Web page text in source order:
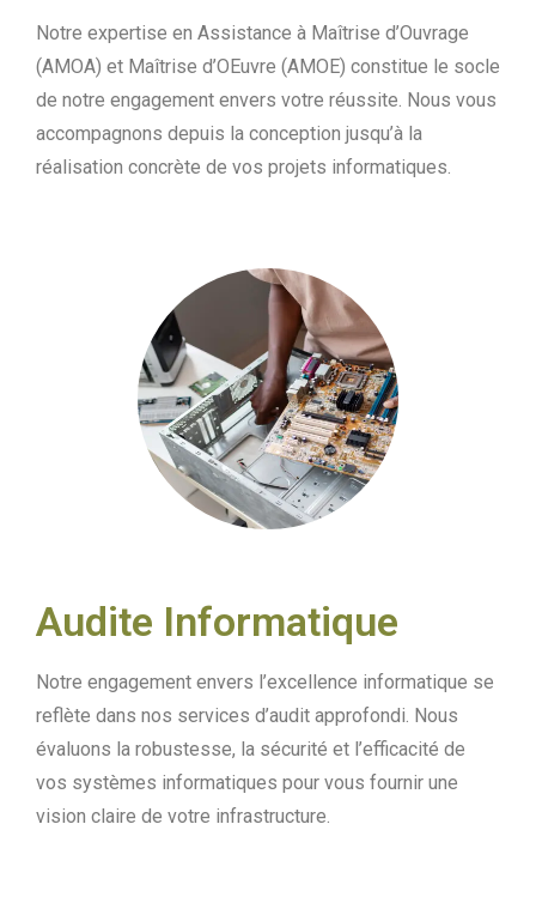
Notre expertise en Assistance à Maîtrise d’Ouvrage
(AMOA) et Maîtrise d’OEuvre (AMOE) constitue le socle
de notre engagement envers votre réussite. Nous vous
accompagnons depuis la conception jusqu’à la
réalisation concrète de vos projets informatiques.
Audite Informatique
Notre engagement envers l’excellence informatique se
reflète dans nos services d’audit approfondi. Nous
évaluons la robustesse, la sécurité et l’efficacité de
vos systèmes informatiques pour vous fournir une
vision claire de votre infrastructure.